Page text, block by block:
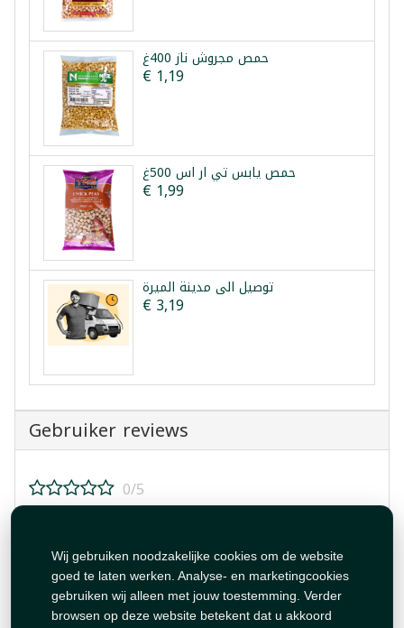
Wij gebruiken noodzakelijke cookies om de website
goed te laten werken. Analyse- en marketingcookies
gebruiken wij alleen met jouw toestemming. Verder
browsen op deze website betekent dat u akkoord
حمص مجروش ناز 400غ
€ 1,19
حمص يابس تي ار اس 500غ
€ 1,99
توصيل الى مدينة الميرة
€ 3,19
Gebruiker reviews
0/5